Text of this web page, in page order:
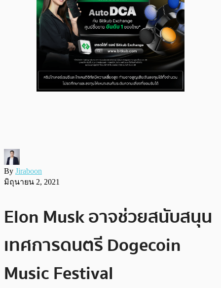
By Jiraboon
มิถุนายน 2, 2021
Elon Musk อาจช่วยสนับสนุน
เทศการดนตรี Dogecoin
Music Festival